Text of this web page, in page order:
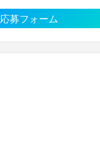
応募フォーム